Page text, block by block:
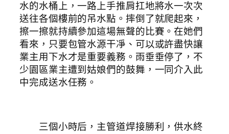
水的水桶上，一路上手推肩扛地將水一次次
送往各個樓前的吊水點。摔倒了就爬起來，
擦一擦就持續參加這場無聲的比賽。在她們
看來，只要包管水源干凈、可以或許盡快讓
業主用下水才是重要義務。雨垂垂停了，不
少園區業主遭到姑娘們的鼓舞，一同介入此
中完成送水任務。
三個小時后，主管道焊接勝利，供水終